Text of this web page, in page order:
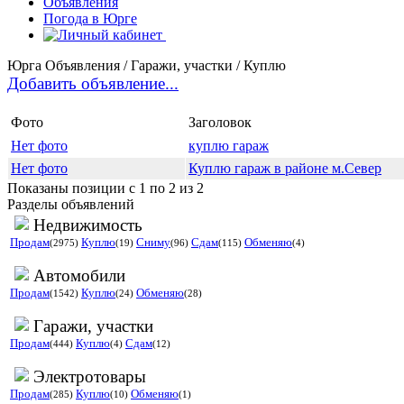
Погода в Юрге
Юрга Объявления / Гаражи, участки / Куплю
Добавить объявление...
Фото
Заголовок
Нет фото
куплю гараж
Нет фото
Куплю гараж в районе м.Север
Показаны позиции с 1 по 2 из 2
Разделы объявлений
Недвижимость
Продам(2975) Куплю(19) Сниму(96) Сдам(115) Обменяю(4)
Автомобили
Продам(1542) Куплю(24) Обменяю(28)
Гаражи, участки
Продам(444) Куплю(4) Сдам(12)
Электротовары
Продам(285) Куплю(10) Обменяю(1)